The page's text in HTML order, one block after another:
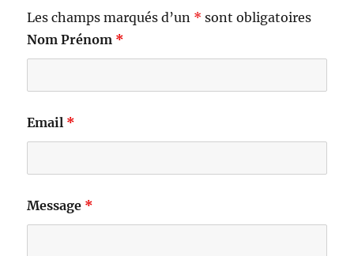
Les champs marqués d’un * sont obligatoires
Nom Prénom *
Email *
Message *